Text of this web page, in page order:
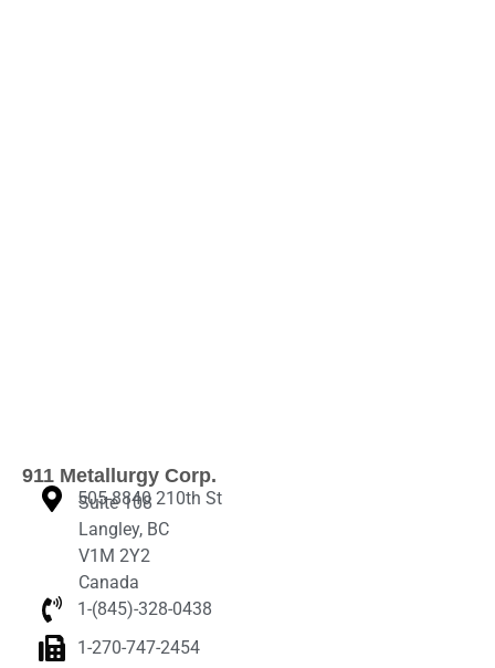
911 Metallurgy Corp.
505-8840 210th St
Suite 108
Langley, BC
V1M 2Y2
Canada
1-(845)-328-0438‬
1-270-747-2454